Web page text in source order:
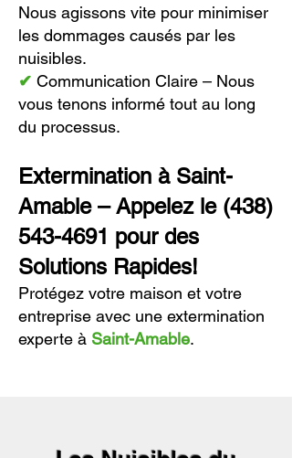
Nous agissons vite pour minimiser
les dommages causés par les
nuisibles.
✔ Communication Claire – Nous
vous tenons informé tout au long
du processus.
Extermination à Saint-
Amable – Appelez le (438)
543-4691 pour des
Solutions Rapides!
Protégez votre maison et votre
entreprise avec une extermination
experte à Saint-Amable.